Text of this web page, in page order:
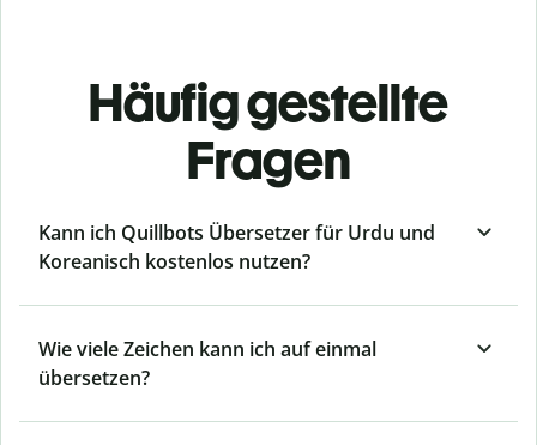
Häufig gestellte
Fragen
Kann ich Quillbots Übersetzer für Urdu und
Koreanisch kostenlos nutzen?
Wie viele Zeichen kann ich auf einmal
übersetzen?